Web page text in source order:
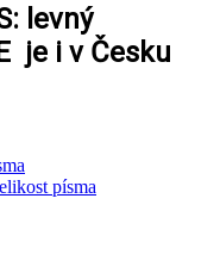
levný
je i v Česku
písma